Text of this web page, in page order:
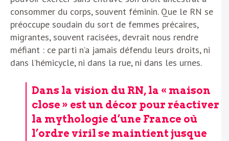
consommer du corps, souvent féminin. Que le RN se
préoccupe soudain du sort de femmes précaires,
migrantes, souvent racisées, devrait nous rendre
méfiant : ce parti n’a jamais défendu leurs droits, ni
dans l’hémicycle, ni dans la rue, ni dans les urnes.
Dans la vision du RN, la « maison
close » est un décor pour réactiver
la mythologie d’une France où
l’ordre viril se maintient jusque